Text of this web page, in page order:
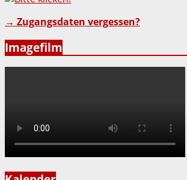
→ Zugangsdaten vergessen?
Imagefilm